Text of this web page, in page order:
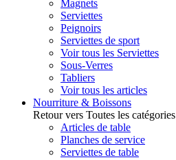
Magnets
Serviettes
Peignoirs
Serviettes de sport
Voir tous les Serviettes
Sous-Verres
Tabliers
Voir tous les articles
Nourriture & Boissons
Retour vers Toutes les catégories
Articles de table
Planches de service
Serviettes de table